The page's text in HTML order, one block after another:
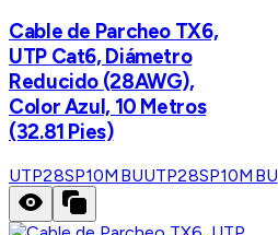
Cable de Parcheo TX6,
UTP Cat6, Diámetro
Reducido (28AWG),
Color Azul, 10 Metros
(32.81 Pies)
UTP28SP10MBUUTP28SP10MBU